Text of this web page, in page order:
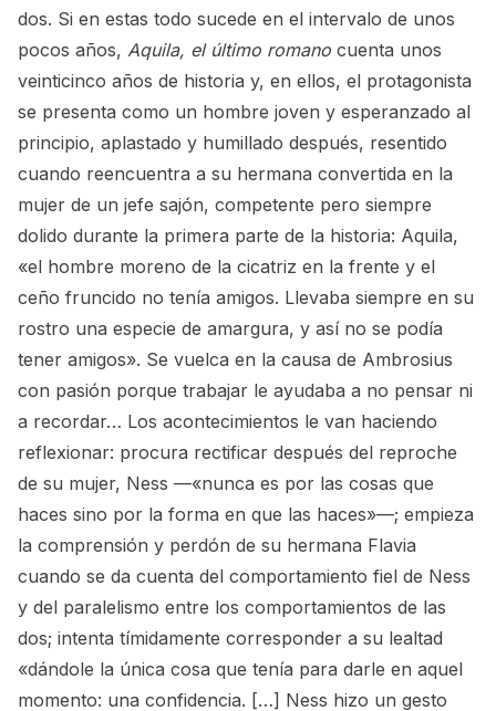
dos. Si en estas todo sucede en el intervalo de unos
pocos años, Aquila, el último romano cuenta unos
veinticinco años de historia y, en ellos, el protagonista
se presenta como un hombre joven y esperanzado al
principio, aplastado y humillado después, resentido
cuando reencuentra a su hermana convertida en la
mujer de un jefe sajón, competente pero siempre
dolido durante la primera parte de la historia: Aquila,
«el hombre moreno de la cicatriz en la frente y el
ceño fruncido no tenía amigos. Llevaba siempre en su
rostro una especie de amargura, y así no se podía
tener amigos». Se vuelca en la causa de Ambrosius
con pasión porque trabajar le ayudaba a no pensar ni
a recordar… Los acontecimientos le van haciendo
reflexionar: procura rectificar después del reproche
de su mujer, Ness —«nunca es por las cosas que
haces sino por la forma en que las haces»—; empieza
la comprensión y perdón de su hermana Flavia
cuando se da cuenta del comportamiento fiel de Ness
y del paralelismo entre los comportamientos de las
dos; intenta tímidamente corresponder a su lealtad
«dándole la única cosa que tenía para darle en aquel
momento: una confidencia. […] Ness hizo un gesto